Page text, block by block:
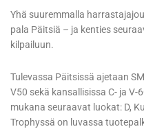
Yhä suuremmalla
pala Päitsiä – ja kenties
kilpailuun.
Tulevassa Päitsissä ajetaan
V50 sekä kansallisissa C- ja
mukana seuraavat luokat: D,
Trophyssä on luvassa